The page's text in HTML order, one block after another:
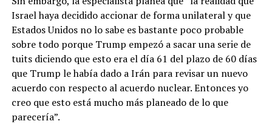
Israel haya decidido accionar de forma unilateral y que
Estados Unidos no lo sabe es bastante poco probable
sobre todo porque Trump empezó a sacar una serie de
tuits diciendo que esto era el día 61 del plazo de 60 días
que Trump le había dado a Irán para revisar un nuevo
acuerdo con respecto al acuerdo nuclear. Entonces yo
creo que esto está mucho más planeado de lo que
parecería”.